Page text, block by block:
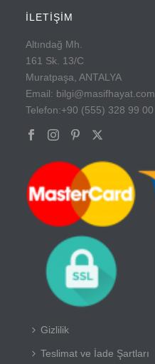
İLETİŞİM
Altındağ Mh.
161 Sk. 13/C
Muratpaşa, ANTALYA
Email: bilgi@masifhayat.com
Telefon:+90 (555) 328 99 00
Gizlilik
Teslimat ve İade Şartları